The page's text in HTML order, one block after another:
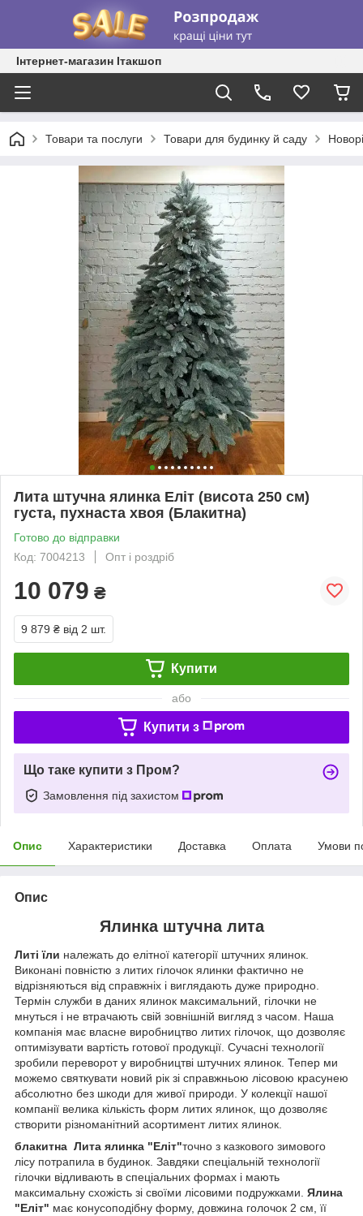
Інтернет-магазин Ітакшоп
Товари та послуги Товари для будинку й саду
Лита штучна ялинка Еліт (висота 250 см)
густа, пухнаста хвоя (Блакитна)
Готово до відправки
Код: 7004213
Опт і роздріб
10 079 ₴
9 879 ₴ від 2 шт.
Купити
або
Купити з
Що таке купити з Пром?
Замовлення під захистом
Опис Характеристики Доставка Оплата Умови
Опис
Ялинка штучна лита
Литі їли належать до елітної категорії штучних ялинок.
Виконані повністю з литих гілочок ялинки фактично не
відрізняються від справжніх і виглядають дуже природно.
Термін служби в даних ялинок максимальний, гілочки не
мнуться і не втрачають свій зовнішній вигляд з часом. Наша
компанія має власне виробництво литих гілочок, що дозволяє
оптимізувати вартість готової продукції. Сучасні технології
зробили переворот у виробництві штучних ялинок. Тепер ми
можемо святкувати новий рік зі справжньою лісовою красунею
абсолютно без шкоди для живої природи. У колекції нашої
компанії велика кількість форм литих ялинок, що дозволяє
створити різноманітний асортимент литих ялинок.
блакитна Лита ялинка "Еліт"точно з казкового зимового
лісу потрапила в будинок. Завдяки спеціальній технології
гілочки відливають в спеціальних формах і мають
максимальну схожість зі своїми лісовими подружками. Ялина
"Еліт" має конусоподібну форму, довжина голочок 2 см, її